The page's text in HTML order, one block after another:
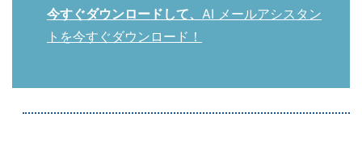
今すぐダウンロードして、 AI メールアシスタン
トを今すぐダウンロード！